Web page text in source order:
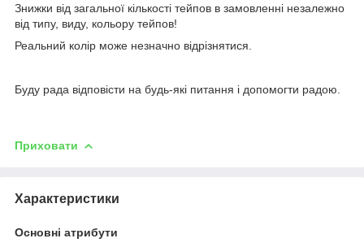
Знижки від загальної кількості тейпов в замовленні незалежно
від типу, виду, кольору тейпов!
Реальний колір може незначно відрізнятися.
Буду рада відповісти на будь-які питання і допомогти радою.
Приховати
Характеристики
Основні атрибути